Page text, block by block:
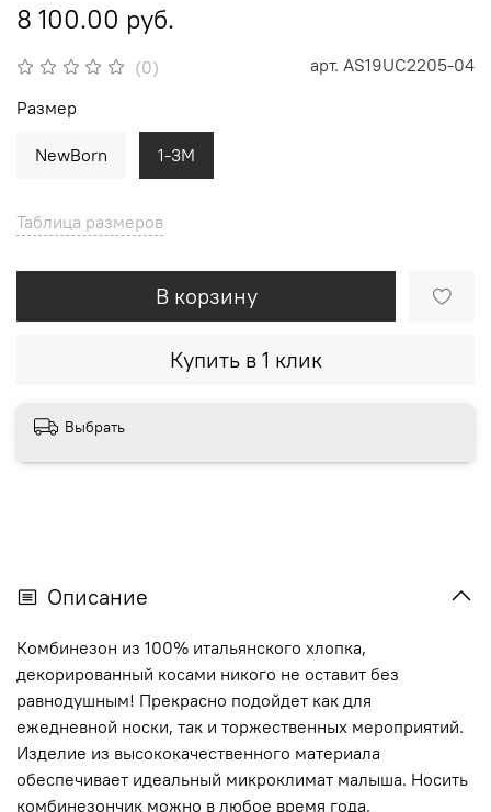
(0) арт. AS19UC2205-04
8 100.00 руб.
Таблица размеров
В корзину
Купить в 1 клик
Размер
NewBorn 1-3M
Выбрать
Описание
Комбинезон из 100% итальянского хлопка,
декорированный косами никого не оставит без
равнодушным! Прекрасно подойдет как для
ежедневной носки, так и торжественных мероприятий.
Изделие из высококачественного материала
обеспечивает идеальный микроклимат малыша. Носить
комбинезончик можно в любое время года.